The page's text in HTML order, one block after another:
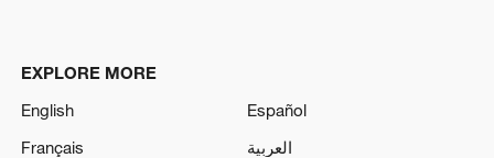
EXPLORE MORE
English
Español
Français
العربية